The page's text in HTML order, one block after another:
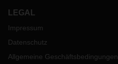
LEGAL
Impressum
Datenschutz
Allgemeine Geschäftsbedingungen